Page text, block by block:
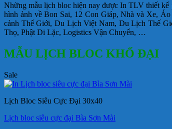
Những mẫu lịch bloc hiện nay được In TLV thiết
hình ảnh về Bon Sai, 12 Con Giáp, Nhà và Xe,
cảnh Thế Giới, Du Lịch Việt Nam, Du Lịch Thế
Thọ, Phật Di Lặc, Logistics Vận Chuyển, …
MẪU LỊCH BLOC KHỔ ĐẠI
Sale
Lịch Bloc Siêu Cực Đại 30x40
Lịch bloc siêu cực đại Bìa Sơn Mài